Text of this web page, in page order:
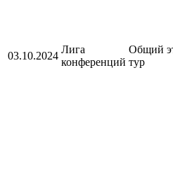
03.10.2024
Лига
конференций
Общий
тур